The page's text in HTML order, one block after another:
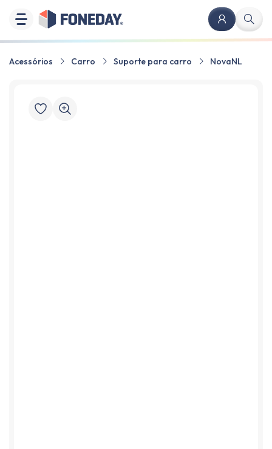
Acessórios Carro Suporte para carro NovaNL